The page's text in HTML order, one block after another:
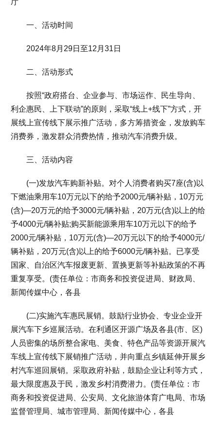
厅
一、活动时间
2024年8月29日至12月31日
二、活动形式
按照“政府搭台、企业参与、市场运作、民生导向、
利企惠民、上下联动”的原则，采取“线上+线下”方式，开
展线上宣传线下展示推广活动，多方筹措资金，发放购车
消费券，激发群众消费热情，推动汽车消费升级。
三、活动内容
(一)发放汽车购新补贴。对个人消费者购买7座(含)以
下燃油乘用车10万元以下的给予2000元/辆补贴，10万元
(含)—20万元的给予3000元/辆补贴，20万元(含)以上的给
予4000元/辆补贴;购买新能源乘用车10万元以下的给予
2000元/辆补贴，10万元(含)—20万元以下的给予4000元/
辆补贴，20万元(含)以上的给予6000元/辆补贴。已享受
国家、自治区汽车报废更新、置换更新等补贴政策的不再
重复享受。(责任单位：市商务和投资促进局、财政局、
新闻传媒中心，各县
(二)实施汽车惠民展销。鼓励行业协会、专业企业开
展汽车下乡巡展活动。在利通区开源广场及各县(市、区)
人员密集的场所整合家电、美食、特色产品等资源开展汽
车线上宣传线下展销推广活动，并向重点乡镇延伸开展乡
村汽车巡回展销。采取政府补贴，鼓励企业让利等方式，
最大限度惠及于民，激发乡村消费潜力。(责任单位：市
商务和投资促进局、公安局、文化旅游体育广电局、市场
监督管理局、城市管理局、新闻传媒中心，各县